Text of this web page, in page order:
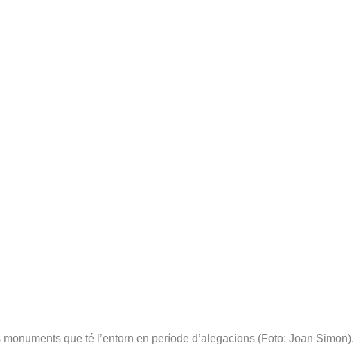
que té l’entorn en període d’alegacions (Foto: Joan Simon).